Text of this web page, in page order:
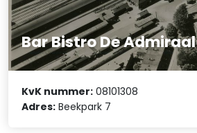
Bar Bistro De Admiraal
KvK nummer: 08101308
Adres: Beekpark 7